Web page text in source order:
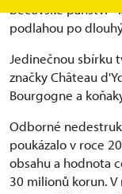
bečovské panství -
podlahou po
Jedinečnou sbírku
značky Château
Bourgogne a
Odborné
poukázalo v roce
obsahu a hodnota
30 milionů korun.